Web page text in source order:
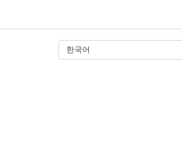
한국어